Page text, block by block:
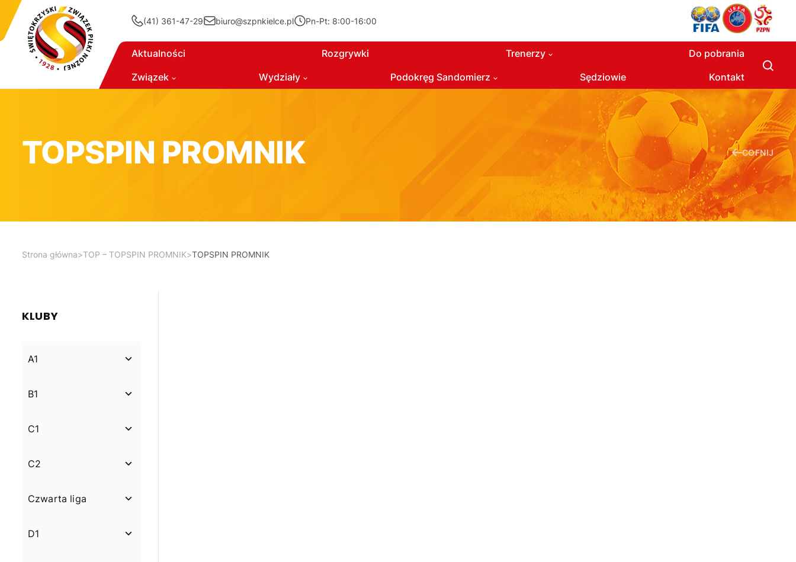
(41) 361-47-29 biuro@szpnkielce.pl Pn-Pt: 8:00-16:00
Związek
Aktualności
Wydziały
Rozgrywki
Podokręg Sandomierz
Trenerzy
Sędziowie
Do pobrania
Kontakt
TOPSPIN PROMNIK COFNIJ
Strona główna>TOP – TOPSPIN PROMNIK>TOPSPIN PROMNIK
KLUBY
A1
B1
C1
C2
Czwarta liga
D1